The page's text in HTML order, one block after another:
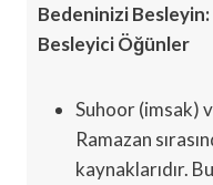
Bedeninizi
Besleyici Öğünler
Suhoor (imsak)
Ramazan
kaynaklarıdır.